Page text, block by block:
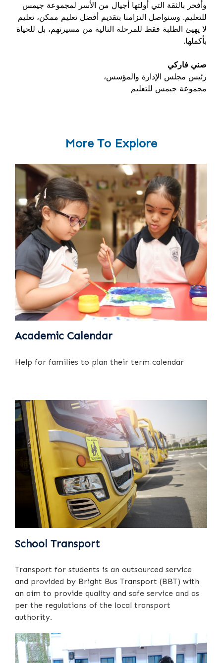
وأفخر بالثقة التي أولتها أجيال من الأسر لمجموعة جيمس
للتعليم. وسنواصل التزامنا بتقديم أفضل تعليم ممكن، تعليم
لا يهيئ الطلبة فقط للمرحلة التالية من مسيرتهم، بل للحياة
بأكملها.
صني فاركي
رئيس مجلس الإدارة والمؤسس،
مجموعة جيمس للتعليم
More To Explore
Academic Calendar
Help for families to plan their term calendar
School Transport
Transport for students is an outsourced service
and provided by Bright Bus Transport (BBT) with
an aim to provide quality and safe service and as
per the regulations of the local transport
authority.